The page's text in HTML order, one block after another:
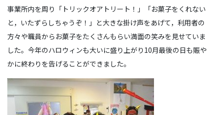
事業所内を周り「トリックオアトリート！」「お菓子をくれない
と，いたずらしちゃうぞ！」と大きな掛け声をあげて，利用者の
方々や職員からお菓子をたくさんもらい満面の笑みを見せていま
した。今年のハロウィンも大いに盛り上がり10月最後の日も賑や
かに終わりを告げることができました。